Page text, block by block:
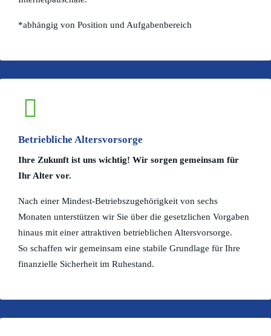
*abhängig von Position und Aufgabenbereich
Betriebliche Altersvorsorge
Ihre Zukunft ist uns wichtig! Wir sorgen gemeinsam für
Ihr Alter vor.
Nach einer Mindest-Betriebszugehörigkeit von sechs
Monaten unterstützen wir Sie über die gesetzlichen Vorgaben
hinaus mit einer attraktiven betrieblichen Altersvorsorge.
So schaffen wir gemeinsam eine stabile Grundlage für Ihre
finanzielle Sicherheit im Ruhestand.